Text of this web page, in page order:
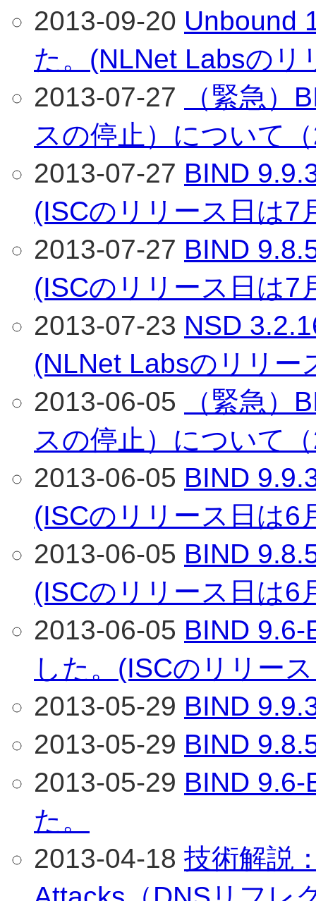
2013-09-20 Unbound
た。(NLNet Labsのリ
2013-07-27
（緊急）
スの停止）について
2013-07-27 BIND
(ISCのリリース日は7
2013-07-27 BIND
(ISCのリリース日は7
2013-07-23 NSD
(NLNet Labsのリリー
2013-06-05
（緊急）
スの停止）について
2013-06-05 BIND
(ISCのリリース日は6
2013-06-05 BIND
(ISCのリリース日は6
2013-06-05 BIND 9.6-
した。(ISCのリリー
2013-05-29 BIND
2013-05-29 BIND
2013-05-29 BIND
た。
2013-04-18 技術解説